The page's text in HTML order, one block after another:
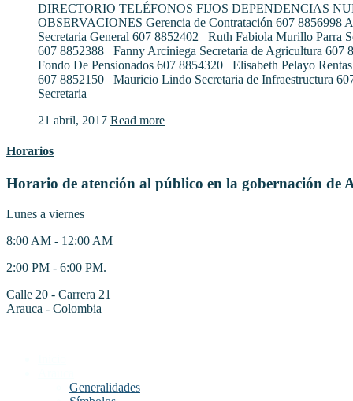
DIRECTORIO TELÉFONOS FIJOS DEPENDENCIAS
OBSERVACIONES Gerencia de Contratación 607 8856998
Secretaria General 607 8852402 Ruth Fabiola Murillo Parra
607 8852388 Fanny Arciniega Secretaria de Agricultura 607
Fondo De Pensionados 607 8854320 Elisabeth Pelayo
607 8852150 Mauricio Lindo Secretaria de Infraestructura
Secretaria
21 abril, 2017 Read more
Horarios
Horario de atención al público en la gobernación de
Lunes a viernes
8:00 AM - 12:00 AM
2:00 PM - 6:00 PM.
Calle 20 - Carrera 21
Arauca - Colombia
Generalidades